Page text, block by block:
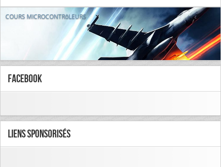
COURS MICROCONTRôLEURS
FaceBook
Liens Sponsorisés